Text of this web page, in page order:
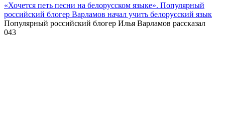
«Хочется петь песни на белорусском языке». Популярный
российский блогер Варламов начал учить белорусский язык
Популярный российский блогер Илья Варламов рассказал
043